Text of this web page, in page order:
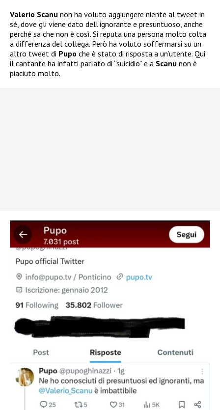
Valerio Scanu non ha voluto aggiungere niente al tweet in
sé, dove gli viene dato dell’ignorante e presuntuoso, anche
perché sa che non è così. Si reputa una persona molto colta
a differenza del collega. Però ha voluto soffermarsi su un
altro tweet di Pupo che è stato di risposta a un’utente. Qui
il cantante ha infatti parlato di “suicidio” e a Scanu non è
piaciuto molto.